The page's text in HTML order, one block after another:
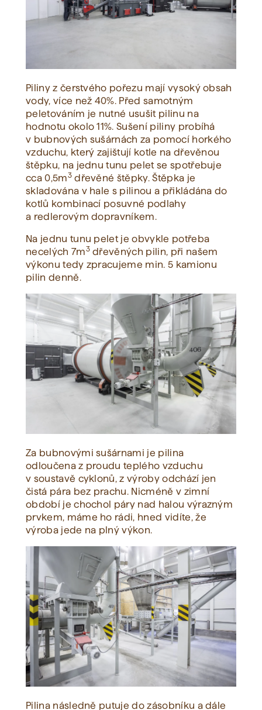
Piliny z čerstvého pořezu mají vysoký obsah
vody, více než 40%. Před samotným
peletováním je nutné usušit pilinu na
hodnotu okolo 11%. Sušení piliny probíhá
v bubnových sušárnách za pomocí horkého
vzduchu, který zajištují kotle na dřevěnou
štěpku, na jednu tunu pelet se spotřebuje
cca 0,5m3dřevěné štěpky. Štěpka je
skladována v hale s pilinou a přikládána do
kotlů kombinací posuvné podlahy
a redlerovým dopravníkem.
Na jednu tunu pelet je obvykle potřeba
necelých 7m3dřevěných pilin, při našem
výkonu tedy zpracujeme min. 5 kamionu
pilin denně.
Za bubnovými sušárnami je pilina
odloučena z proudu teplého vzduchu
v soustavě cyklonů, z výroby odchází jen
čistá pára bez prachu. Nicméně v zimní
období je chochol páry nad halou výrazným
prvkem, máme ho rádi, hned vidíte, že
výroba jede na plný výkon.
Pilina následně putuje do zásobníku a dále